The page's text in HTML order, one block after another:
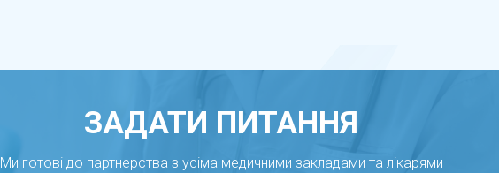
ЗАДАТИ ПИТАННЯ
Ми готові до партнерства з усіма медичними закладами та лікарями